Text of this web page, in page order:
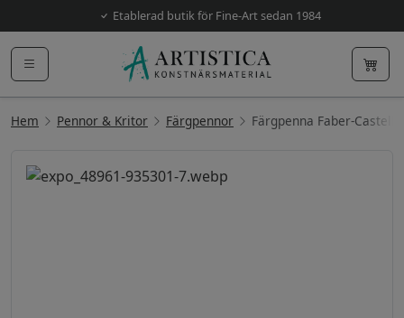
Etablerad butik för Fine-Art sedan 1984
Hem Pennor & Kritor Färgpennor Färgpenna Faber-Castell